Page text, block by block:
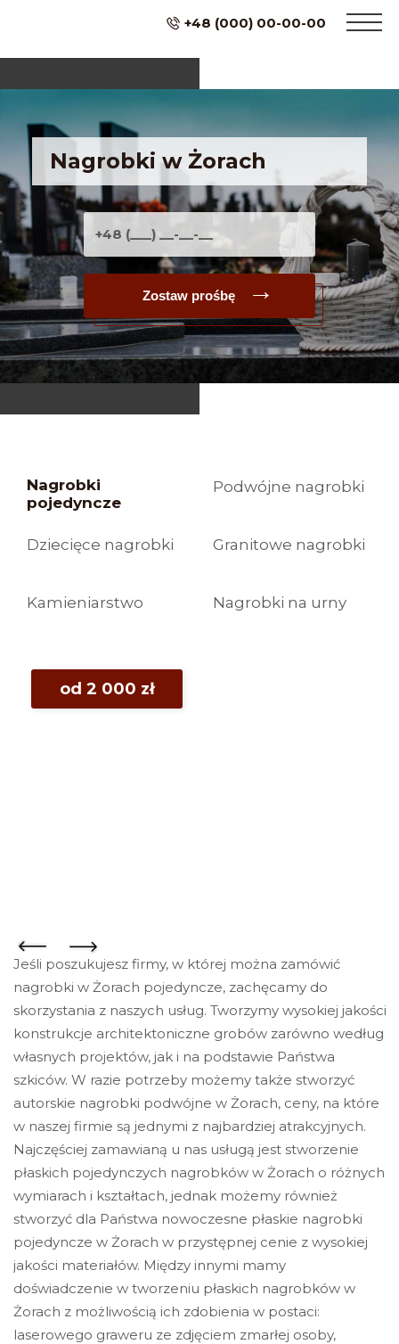
+48 (000) 00-00-00
Nagrobki w Żorach
Zostaw prośbę
Nagrobki
pojedyncze
Podwójne nagrobki
Dziecięce nagrobki Granitowe nagrobki
Kamieniarstwo Nagrobki na urny
Jeśli poszukujesz firmy, w której można zamówić
nagrobki w Żorach pojedyncze, zachęcamy do
skorzystania z naszych usług. Tworzymy wysokiej jakości
konstrukcje architektoniczne grobów zarówno według
własnych projektów, jak i na podstawie Państwa
szkiców. W razie potrzeby możemy także stworzyć
autorskie nagrobki podwójne w Żorach, ceny, na które
w naszej firmie są jednymi z najbardziej atrakcyjnych.
Najczęściej zamawianą u nas usługą jest stworzenie
płaskich pojedynczych nagrobków w Żorach o różnych
wymiarach i kształtach, jednak możemy również
stworzyć dla Państwa nowoczesne płaskie nagrobki
pojedyncze w Żorach w przystępnej cenie z wysokiej
jakości materiałów. Między innymi mamy
doświadczenie w tworzeniu płaskich nagrobków w
Żorach z możliwością ich zdobienia w postaci:
laserowego graweru ze zdjęciem zmarłej osoby,
od 2 000 zł